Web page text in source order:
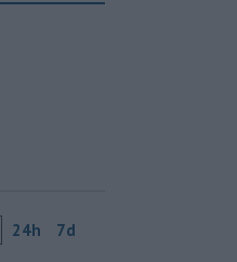
24h 7d